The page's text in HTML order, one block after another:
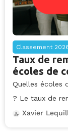
Classement
Taux de
écoles de
Quelles écoles
? Le taux de
Xavier